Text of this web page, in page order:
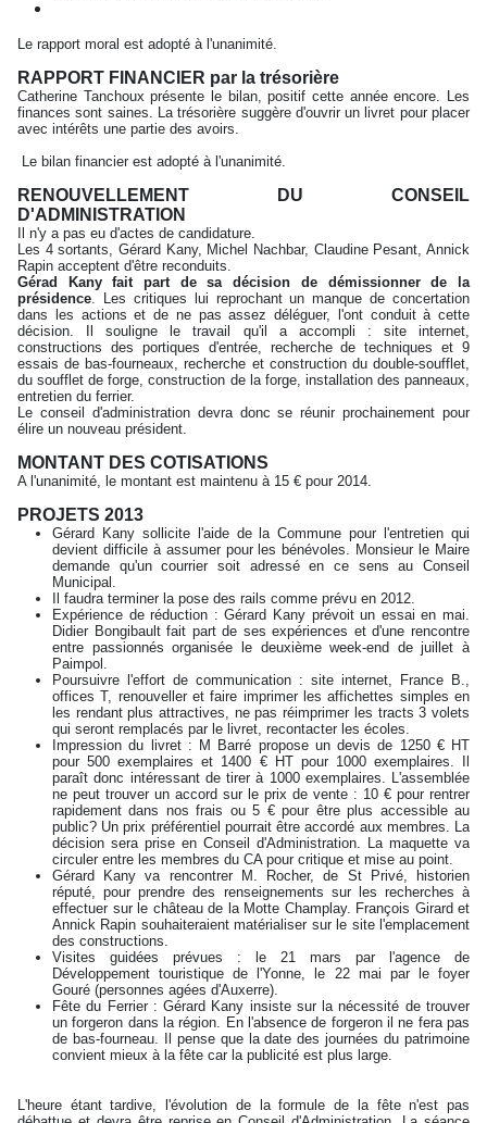
Le rapport moral est adopté à l'unanimité.
RAPPORT FINANCIER par la trésorière
Catherine Tanchoux présente le bilan, positif cette année encore. Les
finances sont saines. La trésorière suggère d'ouvrir un livret pour placer
avec intérêts une partie des avoirs.
Le bilan financier est adopté à l'unanimité.
RENOUVELLEMENT DU CONSEIL
D'ADMINISTRATION
Il n'y a pas eu d'actes de candidature.
Les 4 sortants, Gérard Kany, Michel Nachbar, Claudine Pesant, Annick
Rapin acceptent d'être reconduits.
Gérad Kany fait part de sa décision de démissionner de la
présidence. Les critiques lui reprochant un manque de concertation
dans les actions et de ne pas assez déléguer, l'ont conduit à cette
décision. Il souligne le travail qu'il a accompli : site internet,
constructions des portiques d'entrée, recherche de techniques et 9
essais de bas-fourneaux, recherche et construction du double-soufflet,
du soufflet de forge, construction de la forge, installation des panneaux,
entretien du ferrier.
Le conseil d'administration devra donc se réunir prochainement pour
élire un nouveau président.
MONTANT DES COTISATIONS
A l'unanimité, le montant est maintenu à 15 € pour 2014.
PROJETS 2013
Gérard Kany sollicite l'aide de la Commune pour l'entretien qui
devient difficile à assumer pour les bénévoles. Monsieur le Maire
demande qu'un courrier soit adressé en ce sens au Conseil
Municipal.
Il faudra terminer la pose des rails comme prévu en 2012.
Expérience de réduction : Gérard Kany prévoit un essai en mai.
Didier Bongibault fait part de ses expériences et d'une rencontre
entre passionnés organisée le deuxième week-end de juillet à
Paimpol.
Poursuivre l'effort de communication : site internet, France B.,
offices T, renouveller et faire imprimer les affichettes simples en
les rendant plus attractives, ne pas réimprimer les tracts 3 volets
qui seront remplacés par le livret, recontacter les écoles.
Impression du livret : M Barré propose un devis de 1250 € HT
pour 500 exemplaires et 1400 € HT pour 1000 exemplaires. Il
paraît donc intéressant de tirer à 1000 exemplaires. L'assemblée
ne peut trouver un accord sur le prix de vente : 10 € pour rentrer
rapidement dans nos frais ou 5 € pour être plus accessible au
public? Un prix préférentiel pourrait être accordé aux membres. La
décision sera prise en Conseil d'Administration. La maquette va
circuler entre les membres du CA pour critique et mise au point.
Gérard Kany va rencontrer M. Rocher, de St Privé, historien
réputé, pour prendre des renseignements sur les recherches à
effectuer sur le château de la Motte Champlay. François Girard et
Annick Rapin souhaiteraient matérialiser sur le site l'emplacement
des constructions.
Visites guidées prévues : le 21 mars par l'agence de
Développement touristique de l'Yonne, le 22 mai par le foyer
Gouré (personnes agées d'Auxerre).
Fête du Ferrier : Gérard Kany insiste sur la nécessité de trouver
un forgeron dans la région. En l'absence de forgeron il ne fera pas
de bas-fourneau. Il pense que la date des journées du patrimoine
convient mieux à la fête car la publicité est plus large.
L'heure étant tardive, l'évolution de la formule de la fête n'est pas